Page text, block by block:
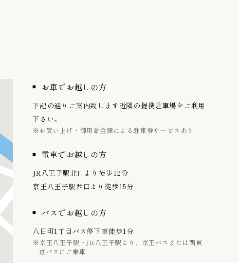
お車でお越しの方
下記の通りご案内致します近隣の提携駐車場をご利用
下さい。
※お買い上げ・御用命金額による駐車券サービスあり
電車でお越しの方
JR八王子駅北口より徒歩12分
京王八王子駅西口より徒歩15分
バスでお越しの方
八日町1丁目バス停下車徒歩1分
※京王八王子駅・JR八王子駅より、京王バスまたは西東
京バスにご乗車